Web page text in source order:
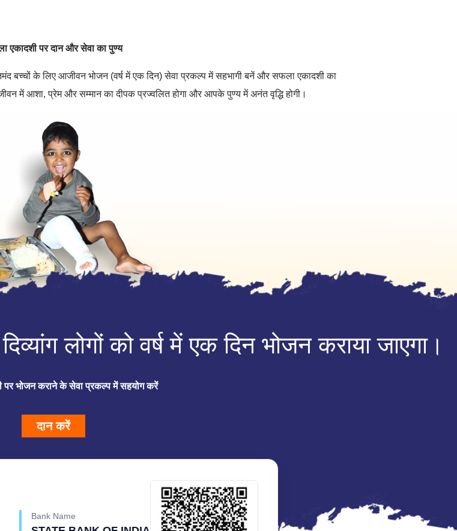
एकादशी पर दान और सेवा का पुण्य
बच्चों के लिए आजीवन भोजन (वर्ष में एक दिन) सेवा प्रकल्प में सहभागी बनें और सफला एकादशी का
में आशा,प्रेम और सम्मान का दीपक प्रज्वलित होगा और आपके पुण्य में अनंत वृद्धि होगी।
लोगों को वर्ष में एक दिन भोजन कराया जाएगा।
पर भोजन कराने के सेवा प्रकल्प में सहयोग करें
दान करें
Bank Name